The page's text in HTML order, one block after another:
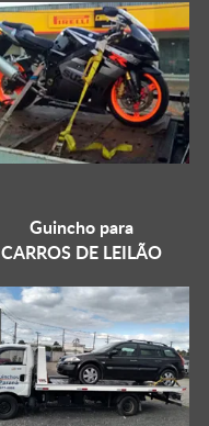
Guincho para
CARROS DE LEILÃO